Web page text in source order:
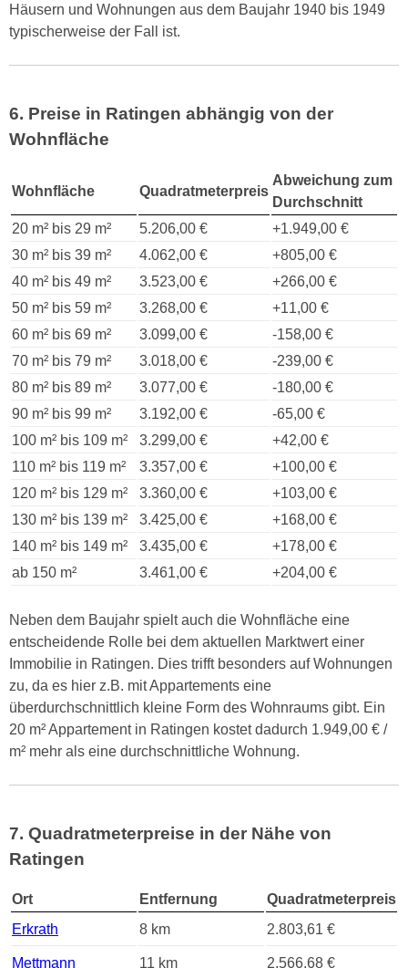
Häusern und Wohnungen aus dem Baujahr 1940 bis 1949
typischerweise der Fall ist.
6. Preise in Ratingen abhängig von der
Wohnfläche
Wohnfläche Quadratmeterpreis
Abweichung zum
Durchschnitt
20 m² bis 29 m²
5.206,00 €
+1.949,00 €
30 m² bis 39 m²
4.062,00 €
+805,00 €
40 m² bis 49 m²
3.523,00 €
+266,00 €
50 m² bis 59 m²
3.268,00 €
+11,00 €
60 m² bis 69 m²
3.099,00 €
-158,00 €
70 m² bis 79 m²
3.018,00 €
-239,00 €
80 m² bis 89 m²
3.077,00 €
-180,00 €
90 m² bis 99 m²
3.192,00 €
-65,00 €
100 m² bis 109 m²
3.299,00 €
+42,00 €
110 m² bis 119 m²
3.357,00 €
+100,00 €
120 m² bis 129 m²
3.360,00 €
+103,00 €
130 m² bis 139 m²
3.425,00 €
+168,00 €
140 m² bis 149 m²
3.435,00 €
+178,00 €
ab 150 m²
3.461,00 € +204,00 €
Neben dem Baujahr spielt auch die Wohnfläche eine
entscheidende Rolle bei dem aktuellen Marktwert einer
Immobilie in Ratingen. Dies trifft besonders auf Wohnungen
zu, da es hier z.B. mit Appartements eine
überdurchschnittlich kleine Form des Wohnraums gibt. Ein
20 m² Appartement in Ratingen kostet dadurch 1.949,00 € /
m² mehr als eine durchschnittliche Wohnung.
7. Quadratmeterpreise in der Nähe von
Ratingen
Ort Entfernung
Quadratmeterpreis
Erkrath
8 km 2.803,61 €
Mettmann 11 km 2.566,68 €